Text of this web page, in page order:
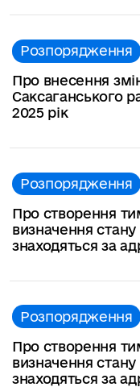
Розпорядження
Про внесення
Саксаганського
2025 рік
Розпорядження
Про створення
визначення
знаходяться за
Розпорядження
Про створення
визначення
знаходяться за